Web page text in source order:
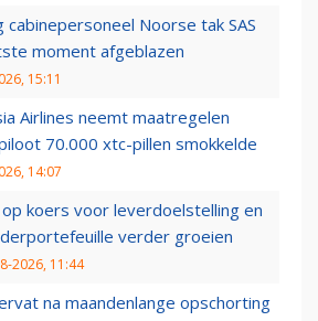
cabinepersoneel Noorse tak SAS
moment afgeblazen
15:11
Airlines neemt maatregelen
70.000 xtc-pillen smokkelde
14:07
koers voor leverdoelstelling en
verder groeien
2026, 11:44
na maandenlange opschorting